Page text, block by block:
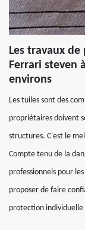
Les travaux
Ferrari steven
environs
Les tuiles sont des
propriétaires doivent
structures. C'est le
Compte tenu de la
professionnels pour
proposer de faire
protection individuelle